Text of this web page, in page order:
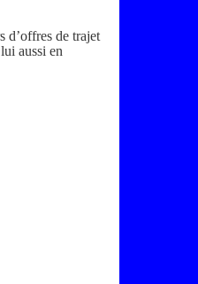
d’offres de trajet
aussi en